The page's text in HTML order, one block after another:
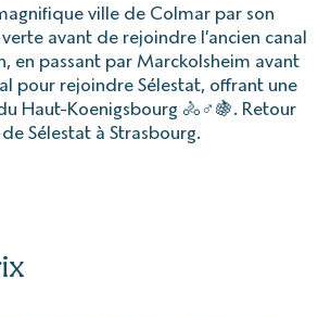
ville de Colmar par son
avant de rejoindre l’ancien canal
en passant par Marckolsheim avant
pour rejoindre Sélestat, offrant une
Haut-Koenigsbourg 🚴♂️🍇. Retour
Sélestat à Strasbourg.